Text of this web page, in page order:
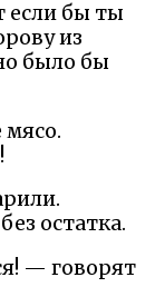
если бы ты
из
было бы
остатка.
— говорят